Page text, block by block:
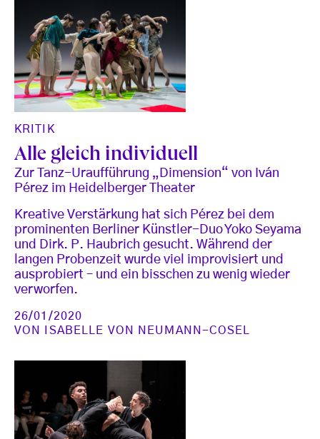
KRITIK
Alle gleich individuell
Zur Tanz-Uraufführung „Dimension“ von Iván
Pérez im Heidelberger Theater
Kreative Verstärkung hat sich Pérez bei dem
prominenten Berliner Künstler-Duo Yoko Seyama
und Dirk. P. Haubrich gesucht. Während der
langen Probenzeit wurde viel improvisiert und
ausprobiert – und ein bisschen zu wenig wieder
verworfen.
26/01/2020
VON
ISABELLE VON NEUMANN-COSEL